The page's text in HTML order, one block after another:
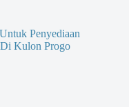
Penyediaan
Kulon Progo